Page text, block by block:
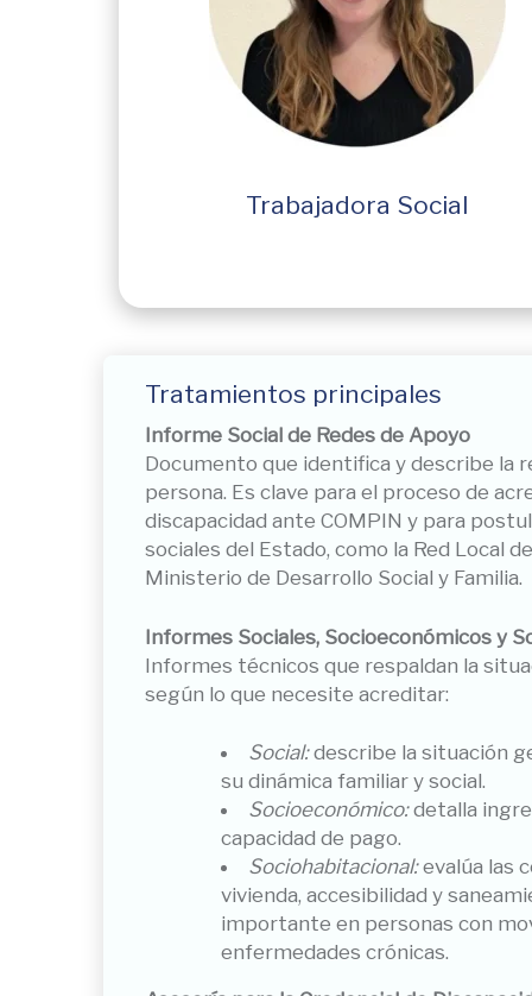
Trabajadora Social
Tratamientos principales
Informe Social de Redes de Apoyo
Documento que identifica y describe la
persona. Es clave para el proceso de
discapacidad ante COMPIN y para
sociales del Estado, como la Red Local
Ministerio de Desarrollo Social y Familia.
Informes Sociales, Socioeconómicos y
Informes técnicos que respaldan la
según lo que necesite acreditar:
Social:describe la situación
su dinámica familiar y social.
Socioeconómico:detalla
capacidad de pago.
Sociohabitacional:evalúa las
vivienda, accesibilidad y
importante en personas con
enfermedades crónicas.